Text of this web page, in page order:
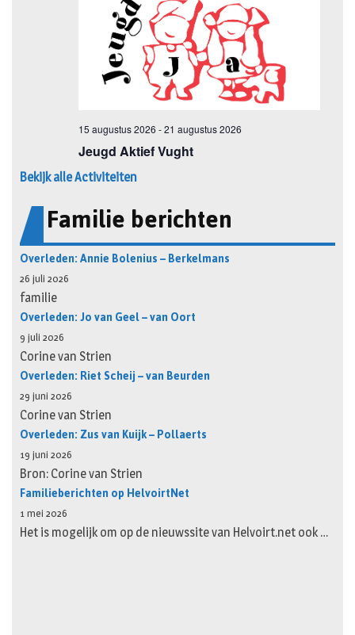
Bekijk alle Activiteiten
Familie berichten
Overleden: Annie Bolenius – Berkelmans
26 juli 2026
familie
Overleden: Jo van Geel – van Oort
9 juli 2026
Corine van Strien
Overleden: Riet Scheij – van Beurden
29 juni 2026
Corine van Strien
Overleden: Zus van Kuijk – Pollaerts
19 juni 2026
Bron: Corine van Strien
Familieberichten op HelvoirtNet
1 mei 2026
Het is mogelijk om op de nieuwssite van Helvoirt.net ook …